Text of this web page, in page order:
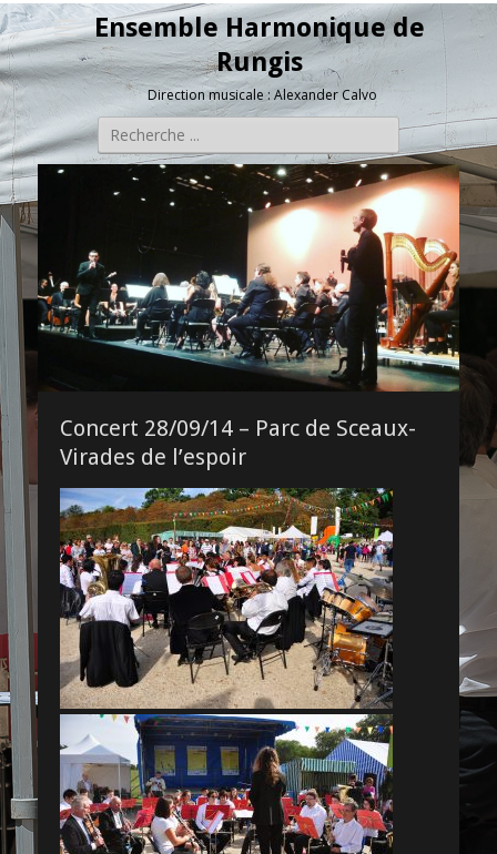
Ensemble Harmonique de
Rungis
Direction musicale : Alexander Calvo
Rechercher :
Concert 28/09/14 – Parc de Sceaux-
Virades de l’espoir